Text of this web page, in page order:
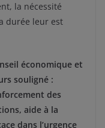
la nécessité
durée leur est
économique et
souligné :
des
aide à la
dans l’urgence